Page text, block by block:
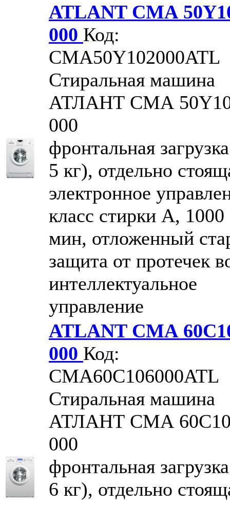
ATLANT СМА
000 Код:
CMA50Y102000ATL
Стиральная машина
АТЛАНТ СМА
000
фронтальная
5 кг), отдельно
электронное
класс стирки A,
мин, отложенный
защита от протечек
интеллектуальное
управление
ATLANT СМА
000 Код:
CMA60С106000ATL
Стиральная машина
АТЛАНТ СМА
000
фронтальная
6 кг), отдельно